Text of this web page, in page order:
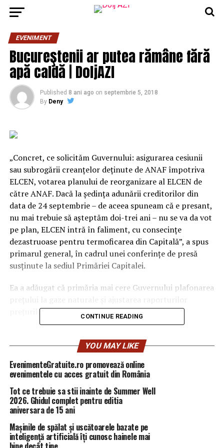
EVENIMENT
Bucureştenii ar putea rămâne fără
apă caldă | DoljAZI
Published 8 ani ago on septembrie 5, 2018
By Deny
„Concret, ce solicităm Guvernului: asigurarea cesiunii
sau subrogării creanţelor deţinute de ANAF împotriva
ELCEN, votarea planului de reorganizare al ELCEN de
către ANAF. Dacă la şedinţa adunării creditorilor din
data de 24 septembrie – de aceea spuneam că e presant,
nu mai trebuie să aşteptăm doi-trei ani – nu se va da vot
pe plan, ELCEN intră în faliment, cu consecinţe
dezastruoase pentru termoficarea din Capitală”, a spus
primarul general, în cadrul unei conferinţe de presă
susţinute la sediul Primăriei Capitalei.
Ea a adăugat că primăria mai cere Guvernului plafonarea
preţurilor la gazele naturale.
naturale, deoarece preţurile de achiziţie ale gazelor
presiune pe bucureşteni – nu s-au făcut, aşa cum ştim cu
toţii, şi presa economică a relevat, suficiente depozite la
nivel naţional; ajustarea raporturilor preţurilor la gazele
naturale, plătite de clienţii casnici şi de către clienţii
transport şi distribuţie şi a agentului termic”, a mai spus
ea.
CONTINUE READING
YOU MAY LIKE
EvenimenteGratuite.ro promovează online
evenimentele cu acces gratuit din România
Tot ce trebuie sa stii inainte de Summer Well
2026. Ghidul complet pentru editia
aniversara de 15 ani
Mașinile de spălat și uscătoarele bazate pe
inteligență artificială îți cunosc hainele mai